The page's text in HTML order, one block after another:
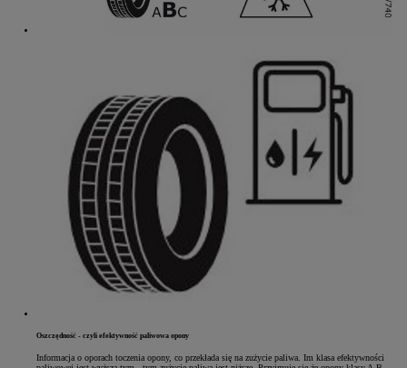
Oszczędność - czyli efektywność paliwowa opony
Informacja o oporach toczenia opony, co przekłada się na zużycie paliwa. Im klasa efektywności